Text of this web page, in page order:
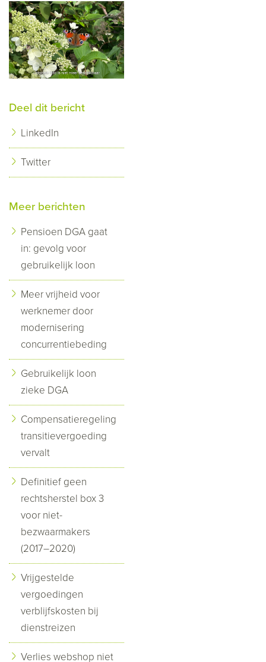
Deel dit bericht
LinkedIn
Twitter
Meer berichten
Pensioen DGA gaat
in: gevolg voor
gebruikelijk loon
Meer vrijheid voor
werknemer door
modernisering
concurrentiebeding
Gebruikelijk loon
zieke DGA
Compensatieregeling
transitievergoeding
vervalt
Definitief geen
rechtsherstel box 3
voor niet-
bezwaarmakers
(2017–2020)
Vrijgestelde
vergoedingen
verblijfskosten bij
dienstreizen
Verlies webshop niet